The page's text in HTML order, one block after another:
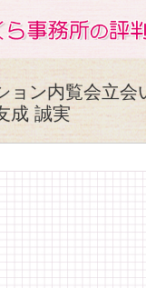
ョン内覧会立
成 誠実